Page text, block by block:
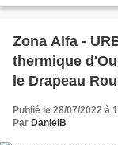
Zona Alfa -
thermique
le Drapeau
Publié le 28/07/2022 à
Par DanielB